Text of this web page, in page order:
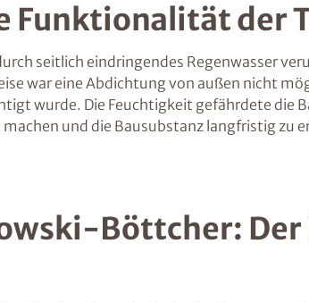
Funktionalität der
seitlich eindringendes Regenwasser
war eine Abdichtung von außen nicht
wurde. Die Feuchtigkeit gefährdete die
und die Bausubstanz langfristig zu
Böttcher: